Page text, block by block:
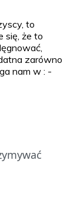
to
się, że to
zarówno
nam w : -